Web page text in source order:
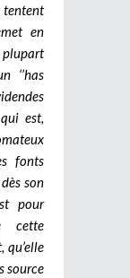
en
plupart
‘’has
est,
fonts
son
pour
cette
qu’elle
source